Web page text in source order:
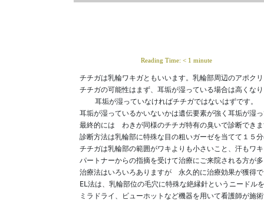
Reading Time: < 1 minute
チチガは乳輪ワキガともいいます。乳輪部周辺のアポク
チチガの可能性はまず、耳垢が湿っている場合は高くな
耳垢が湿っていなければチチガではないはずです。
耳垢が湿っているかいないかは遺伝要素が強く耳垢が湿
最終的には　わきが同様のチチガ特有の臭いで診断でき
診断方法は乳輪部に特殊な目の粗いガーゼを当てて１５
チチガは乳輪部の範囲がワキよりも小さいこと、汗もワ
パートナーからの指摘を受けて治療にご来院される方が
治療法はいろいろありますが　永久的に治療効果が獲得
EL法は、乳輪部位の毛穴に特殊な絶縁針というニード
ミラドライ、ビューホットなど機器を用いて看護師が施